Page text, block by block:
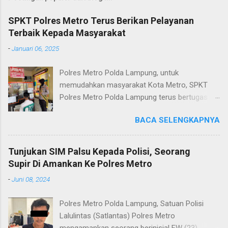
SPKT Polres Metro Terus Berikan Pelayanan
Terbaik Kepada Masyarakat
-Januari 06, 2025
Polres Metro Polda Lampung, untuk
memudahkan masyarakat Kota Metro, SPKT
Polres Metro Polda Lampung terus bertugas
terkait layanan pengaduan, pelayanan SKCK dan
pelayanan Identifikasi sidik jari secara terpadu
kepada masyarakat. Senin (06/01/2025) Dalam
mewujudkan pelayanan prima kepolisian, SPKT
Heri Sulistyo Nugroho S.IK, M.IK mengatakan
“SPKT Polres Metro akan terus berusaha
BACA SELENGKAPNYA
Tunjukan SIM Palsu Kepada Polisi, Seorang
Supir Di Amankan Ke Polres Metro
-Juni 08, 2024
Polres Metro Polda Lampung, Satuan Polisi
Lalulintas (Satlantas) Polres Metro